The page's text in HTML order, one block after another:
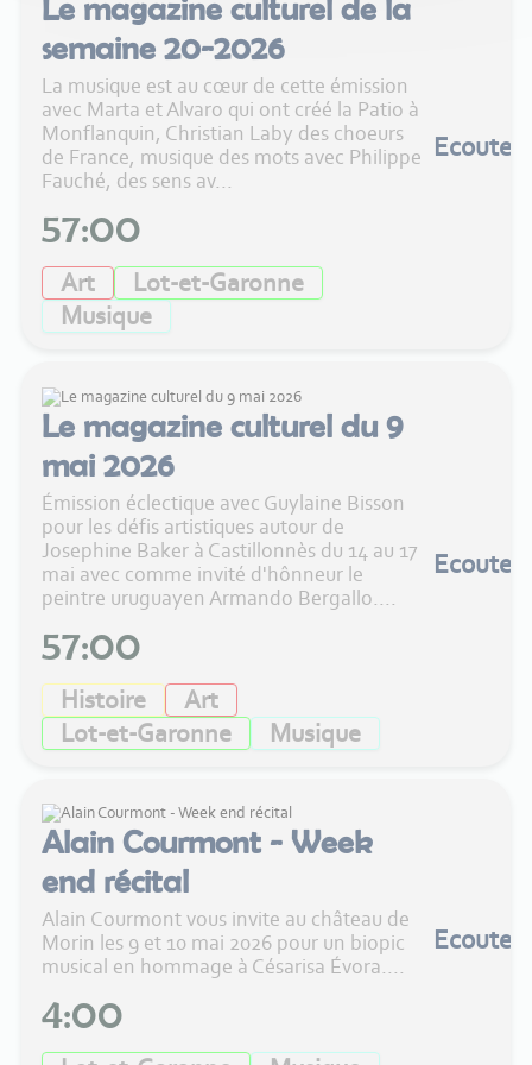
Le magazine culturel de la
semaine 20-2026
La musique est au cœur de cette émission
avec Marta et Alvaro qui ont créé la Patio à
Monflanquin, Christian Laby des choeurs
de France, musique des mots avec Philippe
Fauché, des sens av...
57:00
Art
Lot-et-Garonne
Musique
Ecouter
Le magazine culturel du 9
mai 2026
Émission éclectique avec Guylaine Bisson
pour les défis artistiques autour de
Josephine Baker à Castillonnès du 14 au 17
mai avec comme invité d'hônneur le
peintre uruguayen Armando Bergallo....
57:00
Histoire
Art
Lot-et-Garonne
Musique
Ecouter
Alain Courmont - Week
end récital
Alain Courmont vous invite au château de
Morin les 9 et 10 mai 2026 pour un biopic
musical en hommage à Césarisa Évora....
4:00
Ecouter